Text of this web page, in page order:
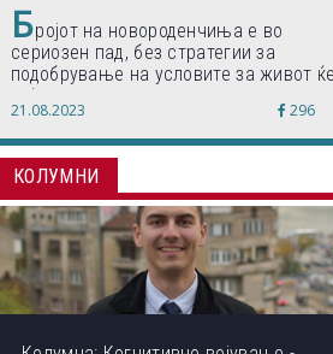
Бројот на новороденчиња е во
сериозен пад, без стратегии за
подобрување на условите за живот ќе
дојде до затворање на училишта,
предупредуваат експертите
21.08.2023 296
КОЛУМНИ